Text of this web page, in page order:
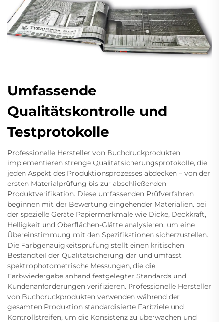
Umfassende
Qualitätskontrolle und
Testprotokolle
Professionelle Hersteller von Buchdruckprodukten
implementieren strenge Qualitätsicherungsprotokolle, die
jeden Aspekt des Produktionsprozesses abdecken – von der
ersten Materialprüfung bis zur abschließenden
Produktverifikation. Diese umfassenden Prüfverfahren
beginnen mit der Bewertung eingehender Materialien, bei
der spezielle Geräte Papiermerkmale wie Dicke, Deckkraft,
Helligkeit und Oberflächen-Glätte analysieren, um eine
Übereinstimmung mit den Spezifikationen sicherzustellen.
Die Farbgenauigkeitsprüfung stellt einen kritischen
Bestandteil der Qualitätsicherung dar und umfasst
spektrophotometrische Messungen, die die
Farbwiedergabe anhand festgelegter Standards und
Kundenanforderungen verifizieren. Professionelle Hersteller
von Buchdruckprodukten verwenden während der
gesamten Produktion standardisierte Farbziele und
Kontrollstreifen, um die Konsistenz zu überwachen und